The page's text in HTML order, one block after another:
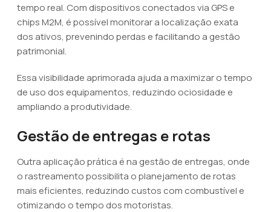
tempo real. Com dispositivos conectados via GPS e
chips M2M, é possível monitorar a localização exata
dos ativos, prevenindo perdas e facilitando a gestão
patrimonial.
Essa visibilidade aprimorada ajuda a maximizar o tempo
de uso dos equipamentos, reduzindo ociosidade e
ampliando a produtividade.
Gestão de entregas e rotas
Outra aplicação prática é na gestão de entregas, onde
o rastreamento possibilita o planejamento de rotas
mais eficientes, reduzindo custos com combustível e
otimizando o tempo dos motoristas.